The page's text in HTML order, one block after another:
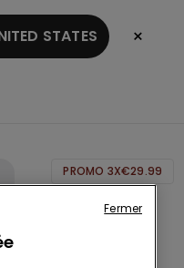
STATES ×
PROMO 3X€29.99
Fermer